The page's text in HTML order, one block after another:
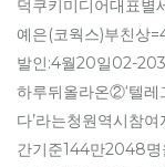
덕쿠키미디어대표
예은(코웍스)부친상
발인:4월20일02-
하루뒤올라온②‘텔레
다’라는청원역시참
간기준144만2048명